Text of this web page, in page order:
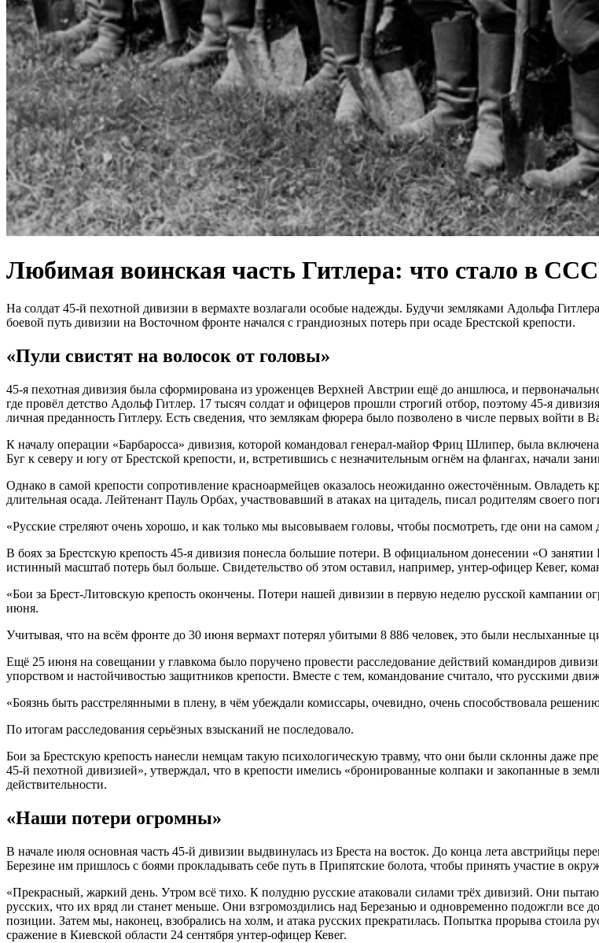
Любимая воинская часть Гитлера: что стало в
На солдат 45-й пехотной дивизии в вермахте возлагали особые надежды. Будучи земляками Адольфа
боевой путь дивизии на Восточном фронте начался с грандиозных потерь при осаде Брестской крепости.
«Пули свистят на волосок от головы»
45-я пехотная дивизия была сформирована из уроженцев Верхней Австрии ещё до аншлюса, и
где провёл детство Адольф Гитлер. 17 тысяч солдат и офицеров прошли строгий отбор, поэтому 45-я
личная преданность Гитлеру. Есть сведения, что землякам фюрера было позволено в числе первых войти в
К началу операции «Барбаросса» дивизия, которой командовал генерал-майор Фриц Шлипер, была
Буг к северу и югу от Брестской крепости, и, встретившись с незначительным огнём на флангах, начали
Однако в самой крепости сопротивление красноармейцев оказалось неожиданно ожесточённым. Овладеть
длительная осада. Лейтенант Пауль Орбах, участвовавший в атаках на цитадель, писал родителям своего
«Русские стреляют очень хорошо, и как только мы высовываем головы, чтобы посмотреть, где они на самом
В боях за Брестскую крепость 45-я дивизия понесла большие потери. В официальном донесении «О
истинный масштаб потерь был больше. Свидетельство об этом оставил, например, унтер-офицер Кевег,
«Бои за Брест-Литовскую крепость окончены. Потери нашей дивизии в первую неделю русской кампании
июня.
Учитывая, что на всём фронте до 30 июня вермахт потерял убитыми 8 886 человек, это были неслыханные
Ещё 25 июня на совещании у главкома было поручено провести расследование действий командиров
упорством и настойчивостью защитников крепости. Вместе с тем, командование считало, что русскими
«Боязнь быть расстрелянными в плену, в чём убеждали комиссары, очевидно, очень способствовала
По итогам расследования серьёзных взысканий не последовало.
Бои за Брестскую крепость нанесли немцам такую психологическую травму, что они были склонны даже
45-й пехотной дивизией», утверждал, что в крепости имелись «бронированные колпаки и закопанные в
действительности.
«Наши потери огромны»
В начале июля основная часть 45-й дивизии выдвинулась из Бреста на восток. До конца лета австрийцы
Березине им пришлось с боями прокладывать себе путь в Припятские болота, чтобы принять участие в
«Прекрасный, жаркий день. Утром всё тихо. К полудню русские атаковали силами трёх дивизий. Они
русских, что их вряд ли станет меньше. Они взгромоздились над Березанью и одновременно подожгли
позиции. Затем мы, наконец, взобрались на холм, и атака русских прекратилась. Попытка прорыва
сражение в Киевской области 24 сентября унтер-офицер Кевег.